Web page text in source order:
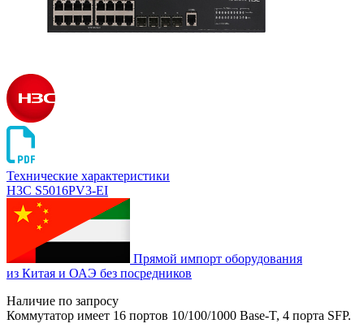
Технические характеристики
H3C S5016PV3-EI
Прямой импорт оборудования
из Китая и ОАЭ без посредников
Наличие по запросу
Коммутатор имеет 16 портов 10/100/1000 Base-T, 4 порта SFP.